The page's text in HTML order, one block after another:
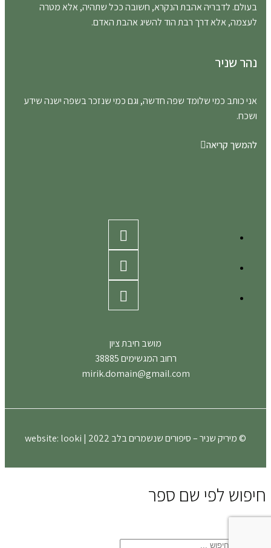
בעולם. לדבריה אהבת הנקרא, חשובה ככל שתהיה, אלא מטרה
לעצמה, אלא דרך רבת הוד להשיג אהבת האדם.
נהר שניר
אני כותב כמי שלומד שפה חדשה, וגם כמי שנזכר בשפה ישנה שידע
ושכח.
להמשך קריאה
מושב חיבת ציון
רחוב המגשימים 38885
mirik.domain@gmail.com
© מיריק שניר – סיפורים שנשמרים בלב 2022 | website: looki
חיפוש לפי שם ספר